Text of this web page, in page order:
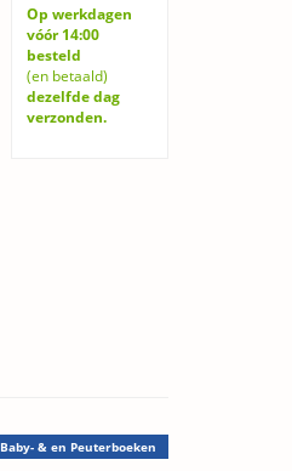
Op werkdagen
vóór 14:00
besteld
(en betaald)
dezelfde dag
verzonden.
Baby- & en Peuterboeken